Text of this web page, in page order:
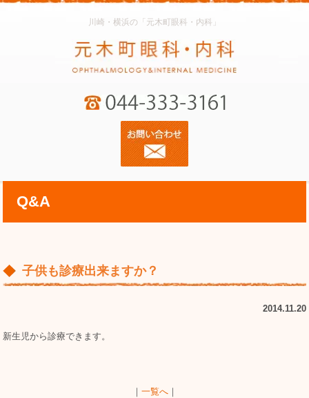
川崎・横浜の「元木町眼科・内科」
Q&A
子供も診療出来ますか？
2014.11.20
新生児から診療できます。
｜ 一覧へ｜